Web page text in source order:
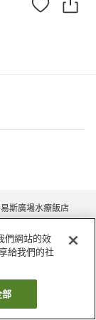
斯廣場水療飯店
們網站的效
給我們的社
部